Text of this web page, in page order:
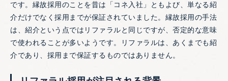
です。縁故採用のことを昔は「コネ入社」ともよび、単なる紹
介だけでなく採用までが保証されていました。縁故採用の手法
は、紹介という点ではリファラルと同じですが、否定的な意味
で使われることが多いようです。リファラルは、あくまでも紹
介であり、採用まで保証するものではありません。